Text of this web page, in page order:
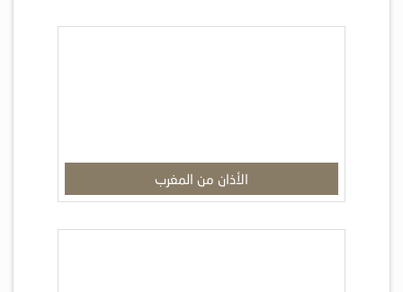
الأذان من المغرب